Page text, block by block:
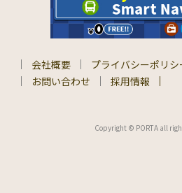
会社概要 プライバシーポリシ
お問い合わせ
採用情報
Copyright © PORTA all